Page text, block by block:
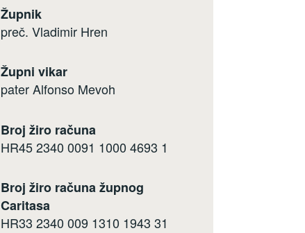
Župnik
preč. Vladimir Hren
Župni vikar
pater Alfonso Mevoh
Broj žiro računa
HR45 2340 0091 1000 4693 1
Broj žiro računa župnog
Caritasa
HR33 2340 009 1310 1943 31